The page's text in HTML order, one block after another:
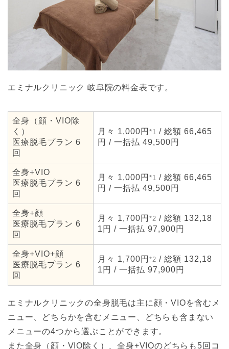
エミナルクリニック 岐阜院の料金表です。
全身（顔・VIO除
く）
医療脱毛プラン 6
回
月々 1,000円 *1 / 総額 66,465
円 / 一括払 49,500円
全身+VIO
医療脱毛プラン 6
回
月々 1,000円 *1 / 総額 66,465
円 / 一括払 49,500円
全身+顔
医療脱毛プラン 6
回
月々 1,700円 *2 / 総額 132,18
1円 / 一括払 97,900円
全身+VIO+顔
医療脱毛プラン 6
回
月々 1,700円 *2 / 総額 132,18
1円 / 一括払 97,900円
エミナルクリニックの全身脱毛は主に顔・VIOを含むメ
ニュー、どちらかを含むメニュー、どちらも含まない
メニューの4つから選ぶことができます。
また全身（顔・VIO除く）、全身+VIOのどちらも5回コ